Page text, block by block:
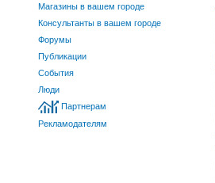
Магазины в вашем городе
Консультанты в вашем городе
Форумы
Публикации
События
Люди
Партнерам
Рекламодателям